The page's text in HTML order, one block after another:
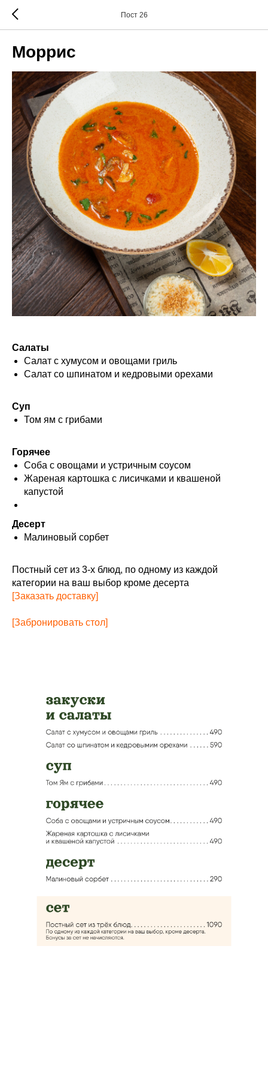
Пост 26
Моррис
Салаты
Салат с хумусом и овощами гриль
Салат со шпинатом и кедровыми орехами
Суп
Том ям с грибами
Горячее
Соба с овощами и устричным соусом
Жареная картошка с лисичками и квашеной
капустой
Десерт
Малиновый сорбет
Постный сет из 3-х блюд, по одному из каждой
категории на ваш выбор кроме десерта
[Заказать доставку]
[Забронировать стол]